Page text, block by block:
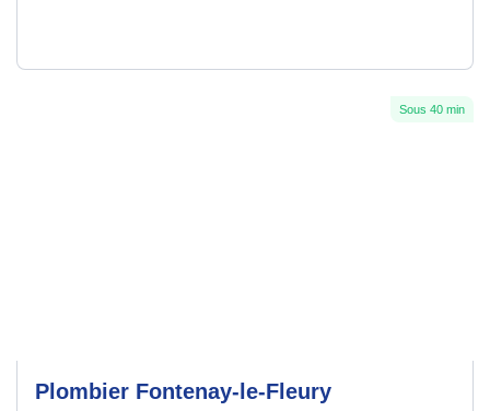
Sous 40 min
Plombier Fontenay-le-Fleury